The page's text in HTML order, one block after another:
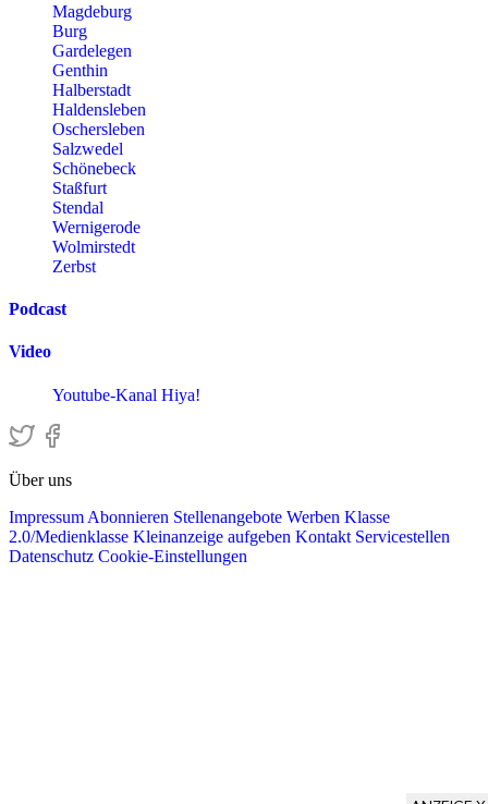
Magdeburg
Burg
Gardelegen
Genthin
Halberstadt
Haldensleben
Oschersleben
Salzwedel
Schönebeck
Staßfurt
Stendal
Wernigerode
Wolmirstedt
Zerbst
Podcast
Video
Youtube-Kanal Hiya!
Über uns
Impressum Abonnieren Stellenangebote Werben Klasse
2.0/Medienklasse Kleinanzeige aufgeben Kontakt Servicestellen
Datenschutz Cookie-Einstellungen